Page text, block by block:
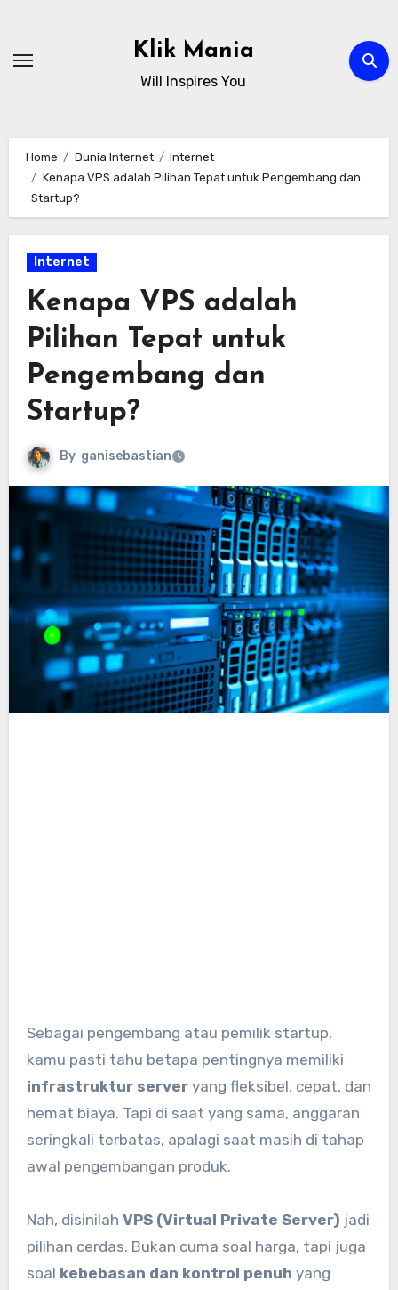
content
Klik Mania
Will Inspires You
Home Dunia Internet
Internet
Kenapa VPS adalah Pilihan Tepat untuk Pengembang dan
Startup?
Internet
Kenapa VPS adalah
Pilihan Tepat untuk
Pengembang dan
Startup?
By ganisebastian
Sebagai pengembang atau pemilik startup,
kamu pasti tahu betapa pentingnya memiliki
infrastruktur serveryang fleksibel, cepat, dan
hemat biaya. Tapi di saat yang sama, anggaran
seringkali terbatas, apalagi saat masih di tahap
awal pengembangan produk.
Nah, disinilah VPS (Virtual Private Server) jadi
pilihan cerdas. Bukan cuma soal harga, tapi juga
soal kebebasan dan kontrol penuh yang